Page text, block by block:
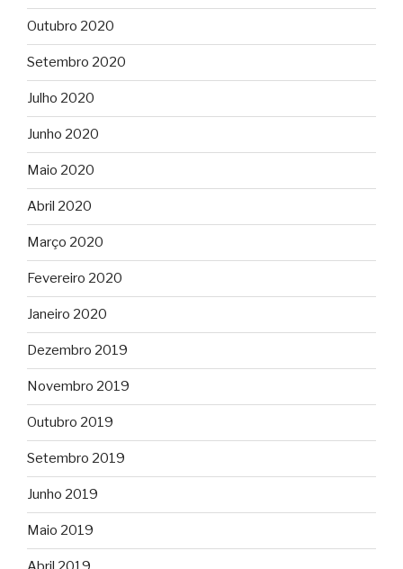
Outubro 2020
Setembro 2020
Julho 2020
Junho 2020
Maio 2020
Abril 2020
Março 2020
Fevereiro 2020
Janeiro 2020
Dezembro 2019
Novembro 2019
Outubro 2019
Setembro 2019
Junho 2019
Maio 2019